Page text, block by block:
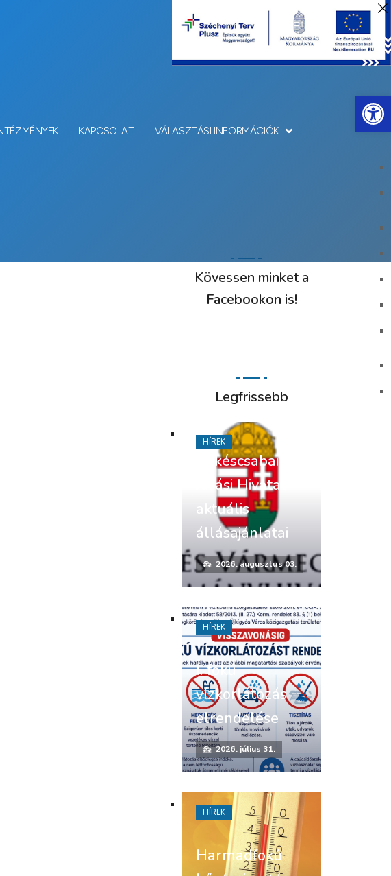
KAPCSOLAT VÁLASZTÁSI INFORMÁCIÓK
Kövessen minket a
Facebookon is!
Legfrissebb
Békéscsabai
Járási Hivatal
aktuális
állásajánlatai
2026. augusztus 03.
HÍREK
I. fokú
vízkorlátozás
elrendelése
2026. július 31.
HÍREK
Harmadfokú
HÍREK